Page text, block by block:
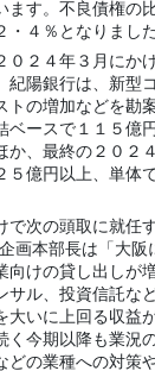
ます。不良債権の
４％となりました
０２４年３月にか
紀陽銀行は、新型
トの増加などを勘
ベースで１１５億
か、最終の２０２
５億円以上、単体
で次の頭取に就任
画本部長は「大阪
向けの貸し出しが
サル、投資信託な
大いに上回る収益
く今期以降も業況
どの業種への対策